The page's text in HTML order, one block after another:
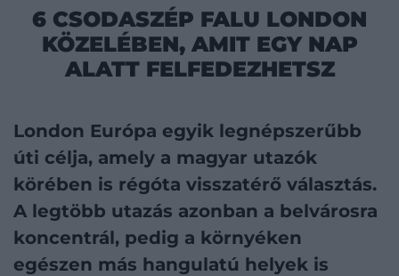
6 CSODASZÉP FALU LONDON
KÖZELÉBEN, AMIT EGY NAP
ALATT FELFEDEZHETSZ
London Európa egyik legnépszerűbb
úti célja, amely a magyar utazók
körében is régóta visszatérő választás.
A legtöbb utazás azonban a belvárosra
koncentrál, pedig a környéken
egészen más hangulatú helyek is